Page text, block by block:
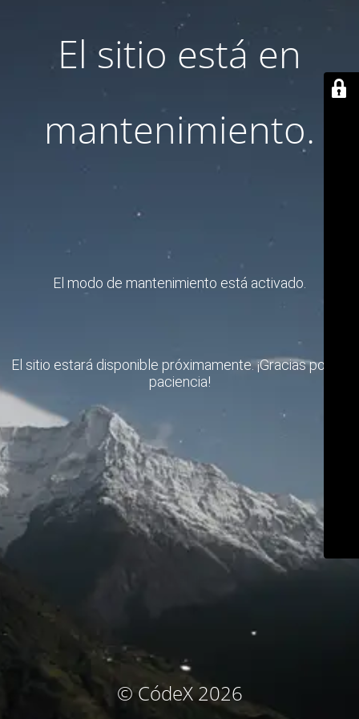
El sitio está en
mantenimiento.
El modo de mantenimiento está activado.
El sitio estará disponible próximamente. ¡Gracias por su
paciencia!
© CódeX 2026